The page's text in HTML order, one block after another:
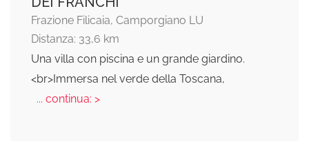
Frazione Filicaia, Camporgiano LU
Distanza: 33,6 km
Una villa con piscina e un grande giardino.
<br>Immersa nel verde della Toscana,
... continua: >